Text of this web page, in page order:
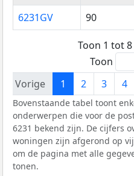
6231GV
90
Toon 1 tot
Toon
Vorige
1 2 3 4
Bovenstaande tabel toont
onderwerpen die voor de
6231 bekend zijn. De cijfers
woningen zijn afgerond op
om de pagina met alle
tonen.